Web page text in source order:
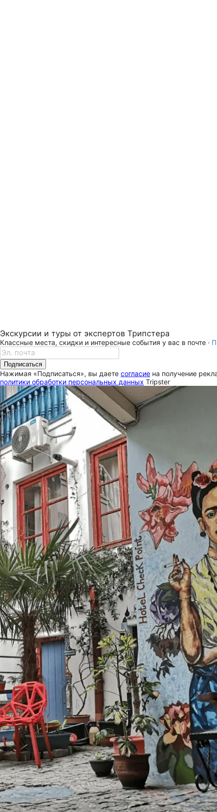
Экскурсии и туры от экспертов Трипстера
Классные места, скидки и интересные события у вас в почте ·
Подписаться
Нажимая «Подписаться», вы даете согласие на получение
политики обработки персональных данных Tripster